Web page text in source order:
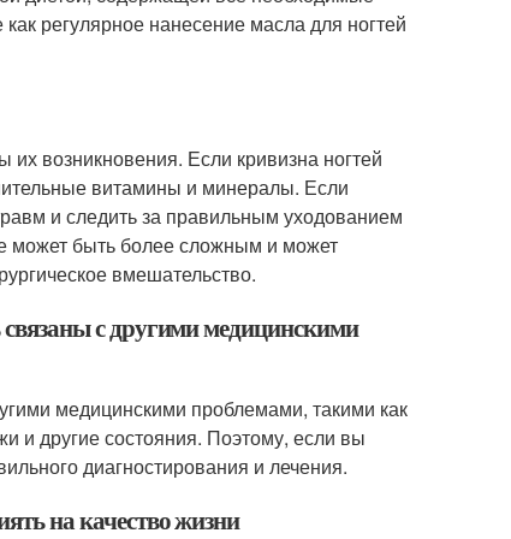
регулярное нанесение масла для ногтей
их возникновения. Если кривизна ногтей
витамины и минералы. Если
и следить за правильным уходованием
может быть более сложным и может
вмешательство.
с другими медицинскими
медицинскими проблемами, такими как
и другие состояния. Поэтому, если вы
диагностирования и лечения.
на качество жизни